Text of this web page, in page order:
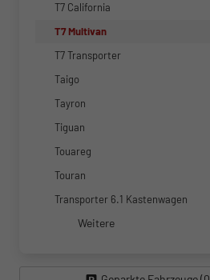
T7 California
T7 Multivan
T7 Transporter
Taigo
Tayron
Tiguan
Touareg
Touran
Transporter 6.1 Kastenwagen
Weitere